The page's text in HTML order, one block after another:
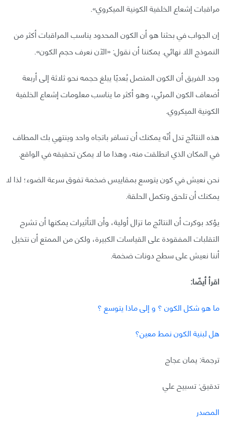
مراقبات إشعاع الخلفية الكونية الميكروي».
إن الجواب في بحثنا هو أن الكون المحدود يناسب المراقبات أكثر من
النموذج اللا نهائي. يمكننا أن نقول: «الآن نعرف حجم الكون».
وجد الفريق أن الكون المتصل بُعديًا يبلغ حجمه نحو ثلاثة إلى أربعة
أضعاف الكون المرئي، وهو أكثر ما يناسب معلومات إشعاع الخلفية
الكونية الميكروي.
هذه النتائج تدل أنّه يمكنك أن تسافر باتجاه واحد وينتهي بك المطاف
في المكان الذي انطلقت منه، وهذا ما لا يمكن تحقيقه في الواقع.
نحن نعيش في كون يتوسع بمقاييس ضخمة تفوق سرعة الضوء؛ لذا لا
يمكنك أن تلحق وتكمل الحلقة.
يؤكد بوكرت أن النتائج ما تزال أولية، وأن التأثيرات يمكنها أن تشرح
التقلبات المفقودة على القياسات الكبيرة، ولكن من الممتع أن نتخيل
أننا نعيش على سطح دونات ضخمة.
اقرأ أيضًا:
ما هو شكل الكون ؟ و إلى ماذا يتوسع ؟
هل لبنية الكون نمط معين؟
ترجمة: يمان عجاج
تدقيق: تسبيح علي
المصدر